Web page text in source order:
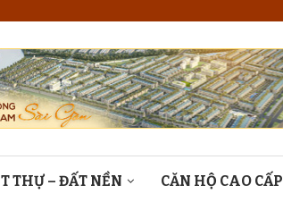
THỰ – ĐẤT NỀN CĂN HỘ CAO CẤP